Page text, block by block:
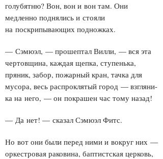
голубятню? Вон, вон и вон там. Они
медленно поднялись и стояли
на поскрипывающих подножках.
— Сэмюэл, — прошептал Вилли, — вся эта
чертовщина, каждая щепка, ступенька,
пряник, забор, пожарный кран, тачка для
мусора, весь распроклятый город — взгляни-
ка на него, — он покрашен час тому назад!
— Да нет! — сказал Сэмюэл Фитс.
Но вот они были перед ними и вокруг них —
оркестровая раковина, баптистская церковь,